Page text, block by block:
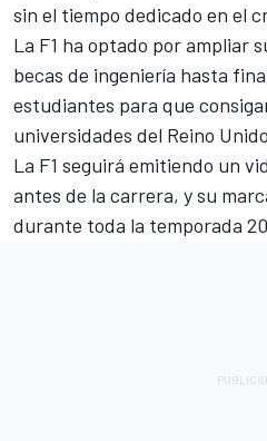
sin el tiempo dedicado en el
La F1 ha optado por ampliar
becas de ingeniería hasta
estudiantes para que
universidades del Reino
La F1 seguirá emitiendo un
antes de la carrera, y su
durante toda la temporada